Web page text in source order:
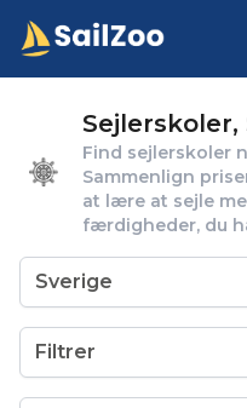
Sejlerskoler,
Find sejlerskoler
Sammenlign
at lære at sejle
færdigheder, du
Filtrer